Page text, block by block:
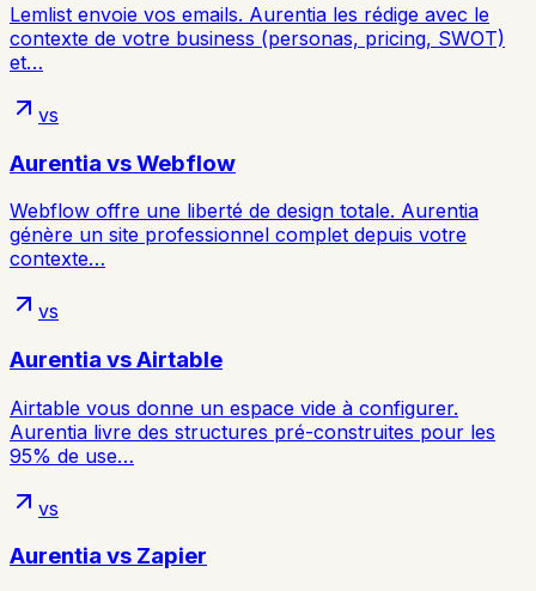
Lemlist envoie vos emails. Aurentia les rédige avec le
contexte de votre business (personas, pricing, SWOT)
et…
vs
Aurentia vsWebflow
Webflow offre une liberté de design totale. Aurentia
génère un site professionnel complet depuis votre
contexte…
vs
Aurentia vsAirtable
Airtable vous donne un espace vide à configurer.
Aurentia livre des structures pré-construites pour les
95% de use…
vs
Aurentia vs Zapier